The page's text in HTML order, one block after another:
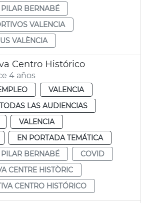
PILAR BERNABÉ
VALENCIA
VALÈNCIA
Centro Histórico
4 años
VALENCIA
TODAS LAS AUDIENCIAS
VALENCIA
EN PORTADA TEMÁTICA
PILAR BERNABÉ
COVID
CENTRE HISTÒRIC
CENTRO HISTÓRICO